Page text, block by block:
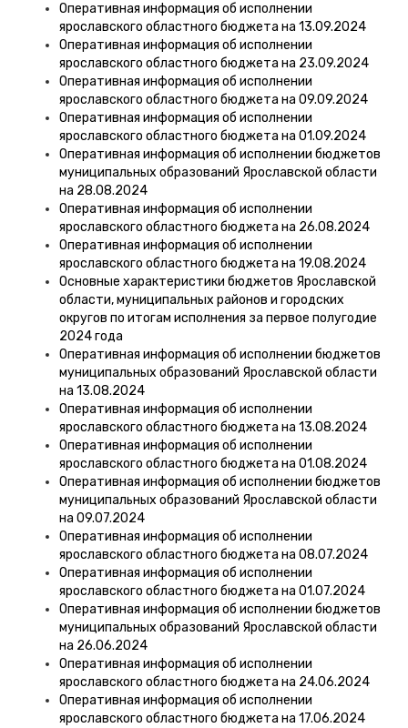
Оперативная информация об исполнении
ярославского областного бюджета на 13.09.2024
Оперативная информация об исполнении
ярославского областного бюджета на 23.09.2024
Оперативная информация об исполнении
ярославского областного бюджета на 09.09.2024
Оперативная информация об исполнении
ярославского областного бюджета на 01.09.2024
Оперативная информация об исполнении бюджетов
муниципальных образований Ярославской области
на 28.08.2024
Оперативная информация об исполнении
ярославского областного бюджета на 26.08.2024
Оперативная информация об исполнении
ярославского областного бюджета на 19.08.2024
Основные характеристики бюджетов Ярославской
области, муниципальных районов и городских
округов по итогам исполнения за первое полугодие
2024 года
Оперативная информация об исполнении бюджетов
муниципальных образований Ярославской области
на 13.08.2024
Оперативная информация об исполнении
ярославского областного бюджета на 13.08.2024
Оперативная информация об исполнении
ярославского областного бюджета на 01.08.2024
Оперативная информация об исполнении бюджетов
муниципальных образований Ярославской области
на 09.07.2024
Оперативная информация об исполнении
ярославского областного бюджета на 08.07.2024
Оперативная информация об исполнении
ярославского областного бюджета на 01.07.2024
Оперативная информация об исполнении бюджетов
муниципальных образований Ярославской области
на 26.06.2024
Оперативная информация об исполнении
ярославского областного бюджета на 24.06.2024
Оперативная информация об исполнении
ярославского областного бюджета на 17.06.2024